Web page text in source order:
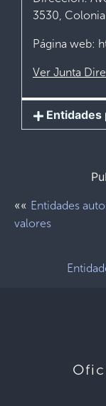
3530,
Página web:
Ver Junta
Entidades
«« Entidades
valores